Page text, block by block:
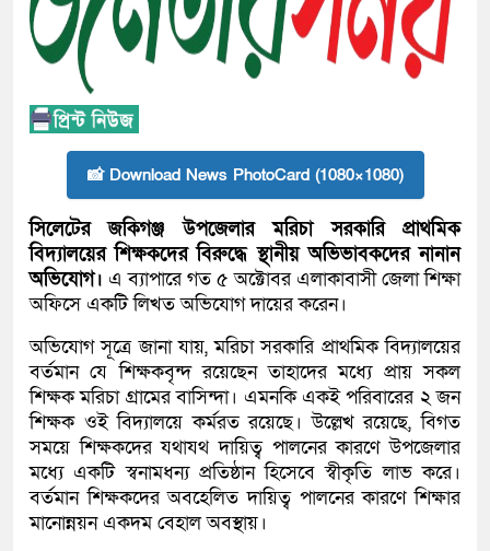
📸 Download News PhotoCard (1080×1080)
সিলেটের জকিগঞ্জ উপজেলার মরিচা সরকারি প্রাথমিক
বিদ্যালয়ের শিক্ষকদের বিরুদ্ধে স্থানীয় অভিভাবকদের নানান
অভিযোগ। এ ব্যাপারে গত ৫ অক্টোবর এলাকাবাসী জেলা শিক্ষা
অফিসে একটি লিখত অভিযোগ দায়ের করেন।
অভিযোগ সূত্রে জানা যায়, মরিচা সরকারি প্রাথমিক বিদ্যালয়ের
বর্তমান যে শিক্ষকবৃন্দ রয়েছেন তাহাদের মধ্যে প্রায় সকল
শিক্ষক মরিচা গ্রামের বাসিন্দা। এমনকি একই পরিবারের ২ জন
শিক্ষক ওই বিদ্যালয়ে কর্মরত রয়েছে। উল্লেখ রয়েছে, বিগত
সময়ে শিক্ষকদের যথাযথ দায়িত্ব পালনের কারণে উপজেলার
মধ্যে একটি স্বনামধন্য প্রতিষ্ঠান হিসেবে স্বীকৃতি লাভ করে।
বর্তমান শিক্ষকদের অবহেলিত দায়িত্ব পালনের কারণে শিক্ষার
মানোন্নয়ন একদম বেহাল অবস্থায়।